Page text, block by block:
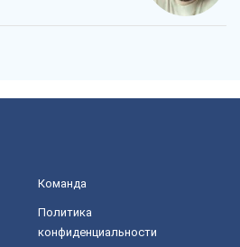
Команда
Политика
конфиденциальности